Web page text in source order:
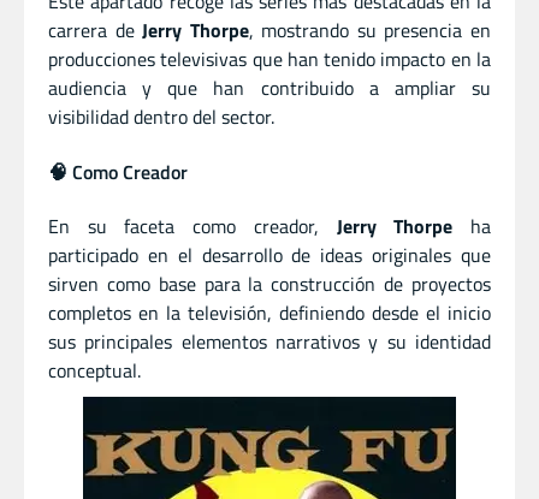
carrera deJerry Thorpe, mostrando su presencia en
producciones televisivas que han tenido impacto en la
audiencia y que han contribuido a ampliar su
visibilidad dentro del sector.
🧠 Como Creador
En su faceta como creador, Jerry Thorpe ha
participado en el desarrollo de ideas originales que
sirven como base para la construcción de proyectos
completos en la televisión, definiendo desde el inicio
sus principales elementos narrativos y su identidad
conceptual.